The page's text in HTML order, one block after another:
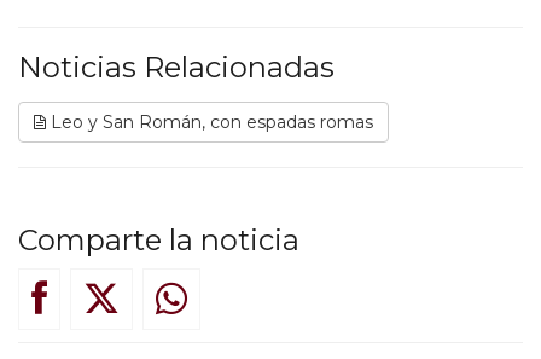
Noticias Relacionadas
Leo y San Román, con espadas romas
Comparte la noticia